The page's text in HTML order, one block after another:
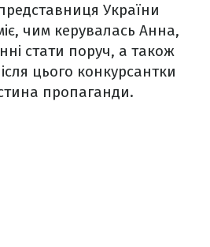
України
чим керувалась Анна,
стати поруч, а також
цього конкурсантки
пропаганди.